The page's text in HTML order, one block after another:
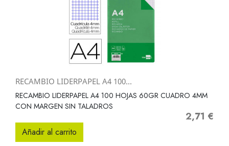
RECAMBIO LIDERPAPEL A4 100...
RECAMBIO LIDERPAPEL A4 100 HOJAS 60GR CUADRO 4MM
CON MARGEN SIN TALADROS
Precio
2,71 €
Añadir al carrito